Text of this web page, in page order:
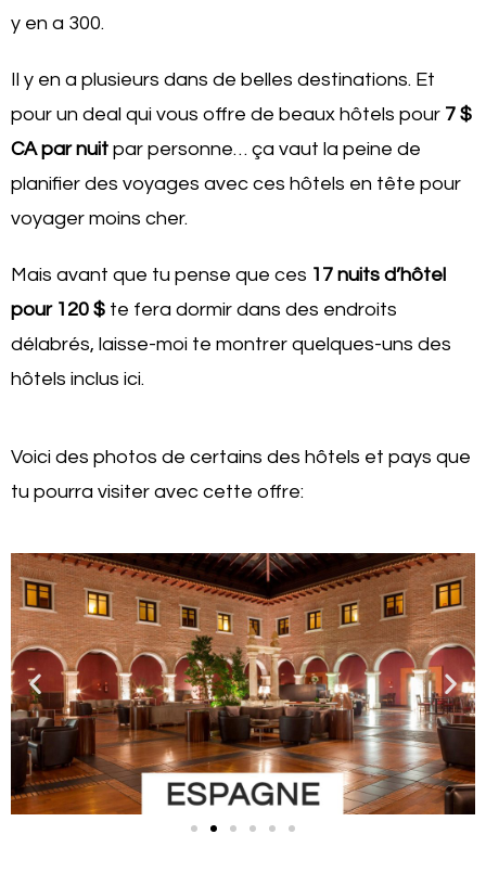
y en a 300.
Il y en a plusieurs dans de belles destinations. Et
pour un deal qui vous offre de beaux hôtels pour 7 $
CA par nuit par personne… ça vaut la peine de
planifier des voyages avec ces hôtels en tête pour
voyager moins cher.
Mais avant que tu pense que ces 17 nuits d’hôtel
pour 120 $ te fera dormir dans des endroits
délabrés, laisse-moi te montrer quelques-uns des
hôtels inclus ici.
Voici des photos de certains des hôtels et pays que
tu pourra visiter avec cette offre: